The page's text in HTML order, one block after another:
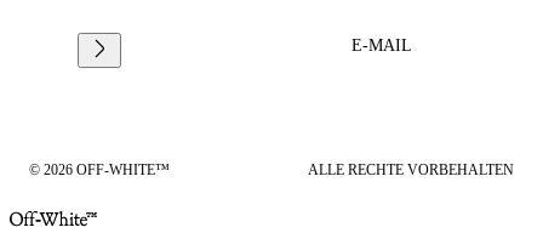
E-MAIL
© 2026 OFF-WHITE™ ALLE RECHTE VORBEHALTEN